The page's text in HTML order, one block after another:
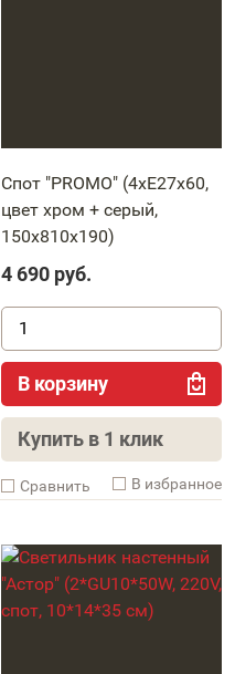
Спот "PROMO" (4xE27x60,
цвет хром + серый,
150x810x190)
4 690 руб.
В корзину
Купить в 1 клик
Cравнить В избранное